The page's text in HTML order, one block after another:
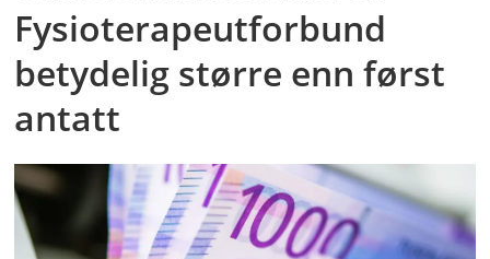
Fysioterapeutforbund
betydelig større enn først
antatt